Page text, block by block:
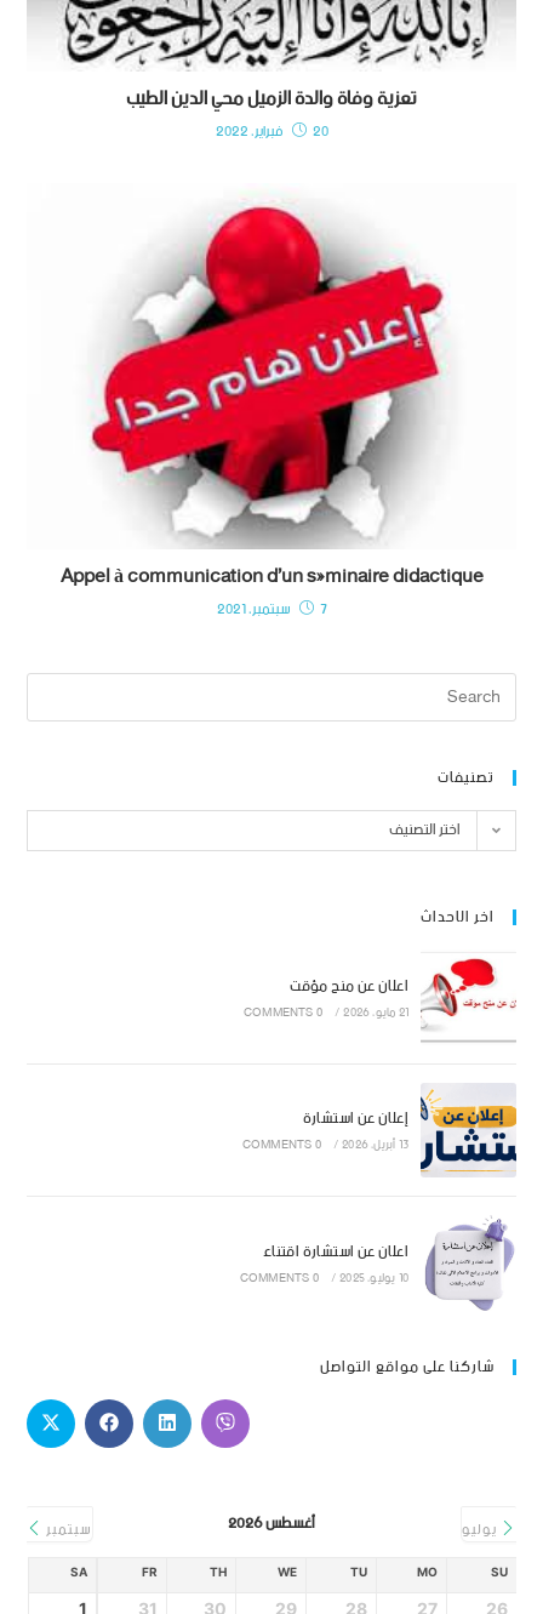
تعزية وفاة والدة الزميل محي الدين الطيب
20 فبراير، 2022
Appel à communication d’un séminaire didactique
7 سبتمبر، 2021
تصنيفات
اختر التصنيف
اخر الاحداث
اعلان عن منح مؤقت
21 مايو، 2026 /
0 COMMENTS
إعلان عن استشارة
13 أبريل، 2026 /
0 COMMENTS
اعلان عن استشارة اقتناء
10 يوليو، 2025 /
0 COMMENTS
شاركنا على مواقع التواصل
يوليو أغسطس 2026 سبتمبر
SU
MO
TU
WE
TH
FR
SA
26
27
28
29
30
31
1